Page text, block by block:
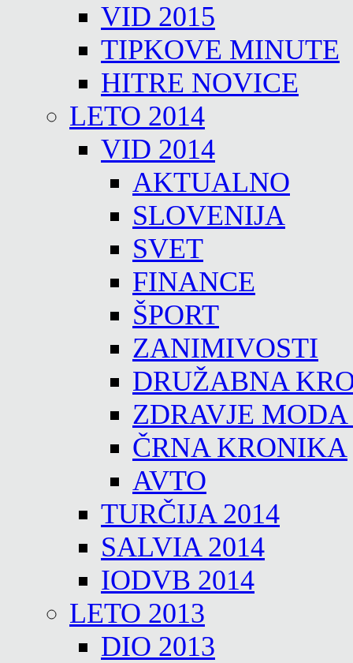
VID 2015
TIPKOVE MINUTE
HITRE NOVICE
LETO 2014
VID 2014
AKTUALNO
SLOVENIJA
SVET
FINANCE
ŠPORT
ZANIMIVOSTI
DRUŽABNA
ZDRAVJE
ČRNA KRONIKA
AVTO
TURČIJA 2014
SALVIA 2014
IODVB 2014
LETO 2013
DIO 2013